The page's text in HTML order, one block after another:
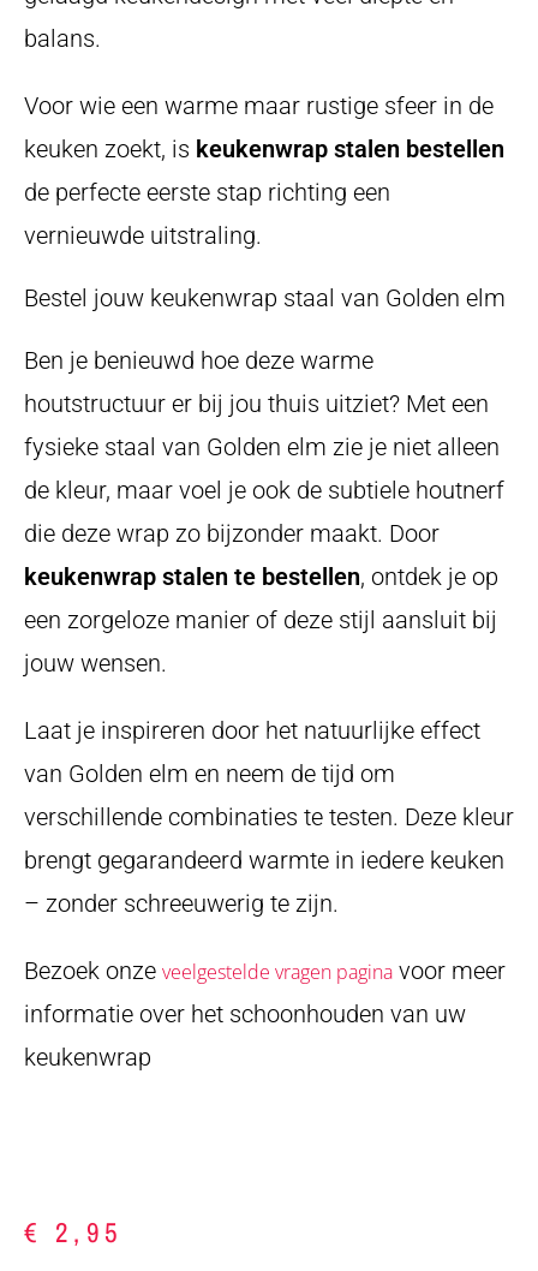
balans.
Voor wie een warme maar rustige sfeer in de
keuken zoekt, is keukenwrap stalen bestellen
de perfecte eerste stap richting een
vernieuwde uitstraling.
Bestel jouw keukenwrap staal van Golden elm
Ben je benieuwd hoe deze warme
houtstructuur er bij jou thuis uitziet? Met een
fysieke staal van Golden elm zie je niet alleen
de kleur, maar voel je ook de subtiele houtnerf
die deze wrap zo bijzonder maakt. Door
keukenwrap stalen te bestellen, ontdek je op
een zorgeloze manier of deze stijl aansluit bij
jouw wensen.
Laat je inspireren door het natuurlijke effect
van Golden elm en neem de tijd om
verschillende combinaties te testen. Deze kleur
brengt gegarandeerd warmte in iedere keuken
– zonder schreeuwerig te zijn.
Bezoek onze veelgestelde vragen pagina voor meer
informatie over het schoonhouden van uw
keukenwrap
€ 2,95